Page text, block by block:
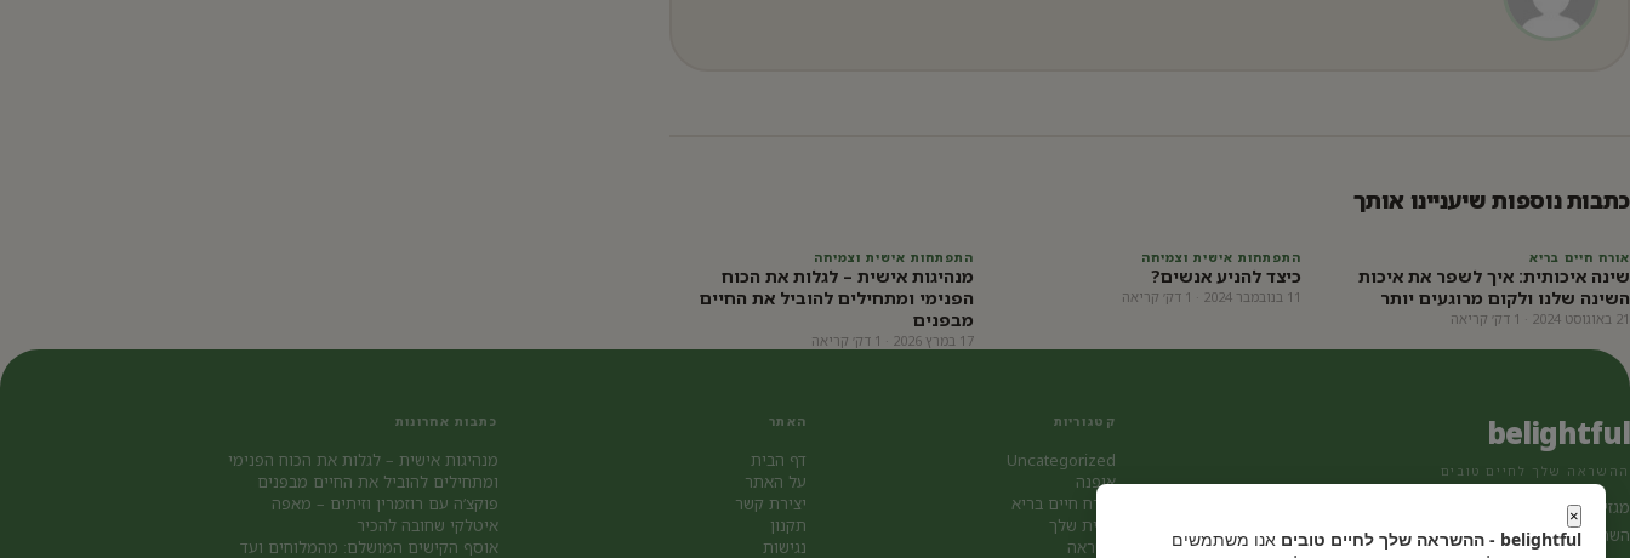
כתבות נוספות שיעניינו אותך
אורח חיים בריא
שינה איכותית: איך לשפר את איכות
השינה שלנו ולקום מרוגעים יותר
21 באוגוסט 2024 · 1 דק׳ קריאה
התפתחות אישית וצמיחה
כיצד להניע אנשים?
11 בנובמבר 2024 · 1 דק׳ קריאה
התפתחות אישית וצמיחה
מנהיגות אישית – לגלות את הכוח
הפנימי ומתחילים להוביל את החיים
מבפנים
17 במרץ 2026 · 1 דק׳ קריאה
belightful
ההשראה שלך לחיים טובים
מגזין אינטרנטי לחיים מלאי חיוניות,
השראה, ואורח חיים מאוזן.
קטגוריות
Uncategorized
אופנה
אורח חיים בריא
הבית שלך
השראה
האתר
דף הבית
על האתר
יצירת קשר
תקנון
נגישות
כתבות אחרונות
מנהיגות אישית – לגלות את הכוח הפנימי
ומתחילים להוביל את החיים מבפנים
פוקצ’ה עם רוזמרין וזיתים – מאפה
איטלקי שחובה להכיר
אוסף הקישים המושלם: מהמלוחים ועד
×
belightful - ההשראה שלך לחיים טובים
אנו משתמשים